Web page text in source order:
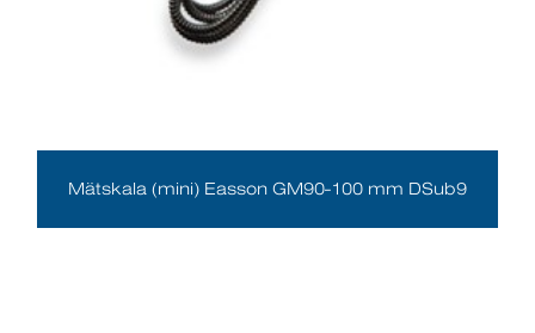
Mätskala (mini) Easson GM90-100 mm DSub9